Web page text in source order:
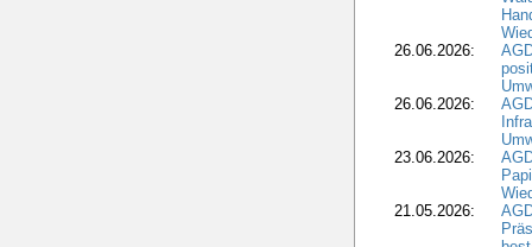
26.06.2026:
26.06.2026:
23.06.2026:
21.05.2026: